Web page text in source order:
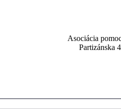
Asociácia
Partizánska